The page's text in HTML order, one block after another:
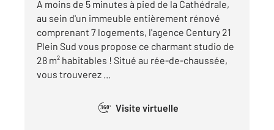
A moins de 5 minutes à pied de la Cathédrale,
au sein d'un immeuble entièrement rénové
comprenant 7 logements, l'agence Century 21
Plein Sud vous propose ce charmant studio de
28 m² habitables ! Situé au rée-de-chaussée,
vous trouverez ...
360° Visite virtuelle